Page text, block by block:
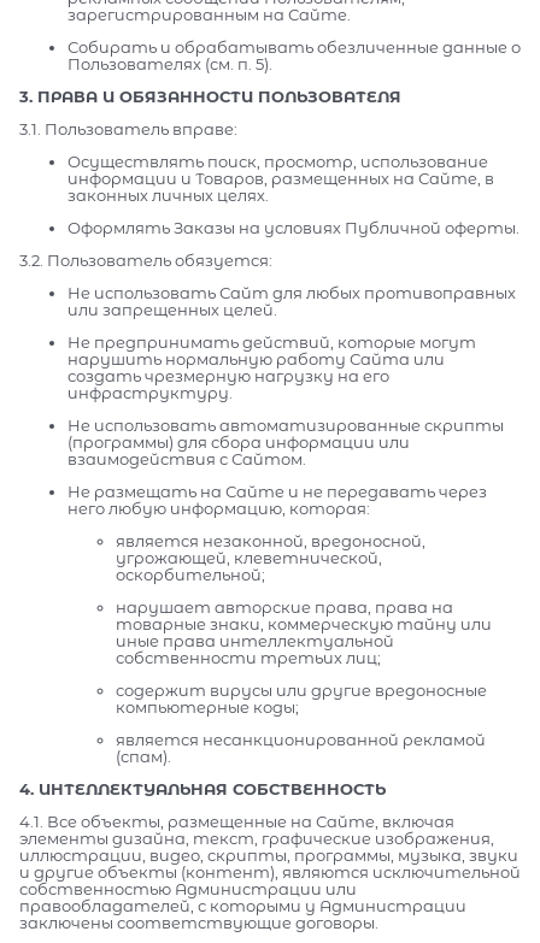
зарегистрированным на Сайте.
Собирать и обрабатывать обезличенные данные о
Пользователях (см. п. 5).
3. ПРАВА И ОБЯЗАННОСТИ ПОЛЬЗОВАТЕЛЯ
3.1. Пользователь вправе:
Осуществлять поиск, просмотр, использование
информации и Товаров, размещенных на Сайте, в
законных личных целях.
Оформлять Заказы на условиях Публичной оферты.
3.2. Пользователь обязуется:
Не использовать Сайт для любых противоправных
или запрещенных целей.
Не предпринимать действий, которые могут
нарушить нормальную работу Сайта или
создать чрезмерную нагрузку на его
инфраструктуру.
Не использовать автоматизированные скрипты
(программы) для сбора информации или
взаимодействия с Сайтом.
Не размещать на Сайте и не передавать через
него любую информацию, которая:
является незаконной, вредоносной,
угрожающей, клеветнической,
оскорбительной;
нарушает авторские права, права на
товарные знаки, коммерческую тайну или
иные права интеллектуальной
собственности третьих лиц;
содержит вирусы или другие вредоносные
компьютерные коды;
является несанкционированной рекламой
(спам).
4. ИНТЕЛЛЕКТУАЛЬНАЯ СОБСТВЕННОСТЬ
4.1. Все объекты, размещенные на Сайте, включая
элементы дизайна, текст, графические изображения,
иллюстрации, видео, скрипты, программы, музыка, звуки
и другие объекты (контент), являются исключительной
собственностью Администрации или
правообладателей, с которыми у Администрации
заключены соответствующие договоры.